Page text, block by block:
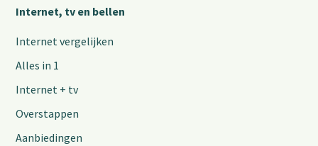
Internet, tv en bellen
Internet vergelijken
Alles in 1
Internet + tv
Overstappen
Aanbiedingen